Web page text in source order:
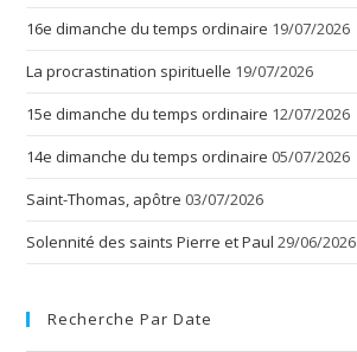
16e dimanche du temps ordinaire 19/07/2026
La procrastination spirituelle 19/07/2026
15e dimanche du temps ordinaire 12/07/2026
14e dimanche du temps ordinaire 05/07/2026
Saint-Thomas, apôtre 03/07/2026
Solennité des saints Pierre et Paul 29/06/2026
Recherche Par Date